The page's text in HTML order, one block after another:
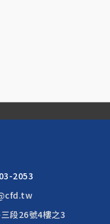
2053
段26號4樓之3